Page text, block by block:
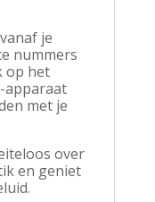
je
nummers
op het
apparaat
met je
over
en geniet